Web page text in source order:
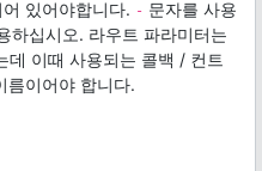
있어야합니다. - 문자를 사용
하십시오. 라우트 파라미터는
데 이때 사용되는 콜백 / 컨트
름이어야 합니다.